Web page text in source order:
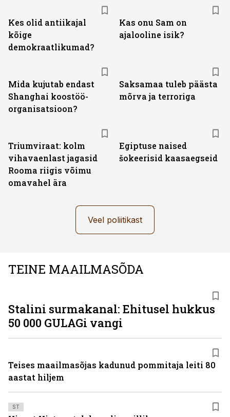
Kes olid antiikajal
kõige
demokraatlikumad?
Kas onu Sam on
ajalooline isik?
Mida kujutab endast
Shanghai koostöö­
organisatsioon?
Saksamaa tuleb päästa
mõrva ja terroriga
Triumviraat: kolm
vihavaenlast jagasid
Rooma riigis võimu
omavahel ära
Egiptuse naised
šokeerisid kaasaegseid
Veel poliitikast
TEINE MAAILMASÕDA
Stalini surmakanal: Ehitusel hukkus
50 000 GULAGi vangi
Teises maailmasõjas kadunud pommitaja leiti 80
aastat hiljem
ST